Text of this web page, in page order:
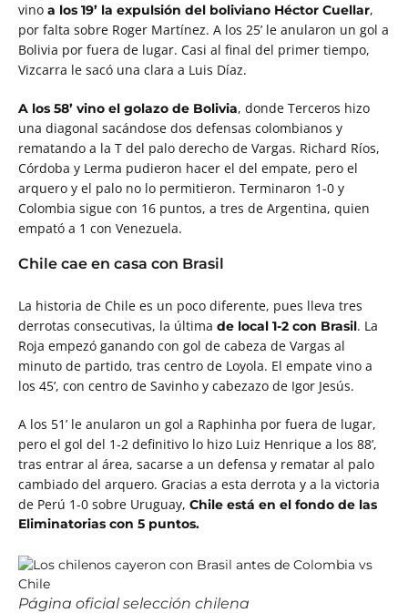
vino a los 19’ la expulsión del boliviano Héctor Cuellar,
por falta sobre Roger Martínez. A los 25’ le anularon un gol a
Bolivia por fuera de lugar. Casi al final del primer tiempo,
Vizcarra le sacó una clara a Luis Díaz.
A los 58’ vino el golazo de Bolivia, donde Terceros hizo
una diagonal sacándose dos defensas colombianos y
rematando a la T del palo derecho de Vargas. Richard Ríos,
Córdoba y Lerma pudieron hacer el del empate, pero el
arquero y el palo no lo permitieron. Terminaron 1-0 y
Colombia sigue con 16 puntos, a tres de Argentina, quien
empató a 1 con Venezuela.
Chile cae en casa con Brasil
La historia de Chile es un poco diferente, pues lleva tres
derrotas consecutivas, la última de local 1-2 con Brasil. La
Roja empezó ganando con gol de cabeza de Vargas al
minuto de partido, tras centro de Loyola. El empate vino a
los 45’, con centro de Savinho y cabezazo de Igor Jesús.
A los 51’ le anularon un gol a Raphinha por fuera de lugar,
pero el gol del 1-2 definitivo lo hizo Luiz Henrique a los 88’,
tras entrar al área, sacarse a un defensa y rematar al palo
cambiado del arquero. Gracias a esta derrota y a la victoria
de Perú 1-0 sobre Uruguay, Chile está en el fondo de las
Eliminatorias con 5 puntos.
Página oficial selección chilena